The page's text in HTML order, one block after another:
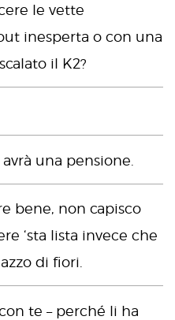
le vette
inesperta o con una
il K2?
una pensione.
bene, non capisco
‘sta lista invece che
di fiori.
te – perché li ha